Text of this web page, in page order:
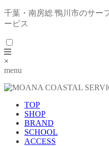
千葉・南房総 鴨川市のサー
ービス
×
menu
TOP
SHOP
BRAND
SCHOOL
ACCESS